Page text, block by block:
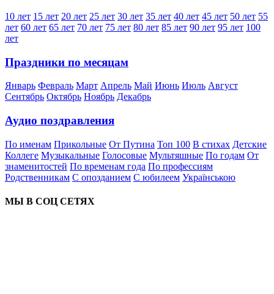
10 лет 15 лет 20 лет 25 лет 30 лет 35 лет 40 лет 45 лет 50 лет 55
лет 60 лет 65 лет 70 лет 75 лет 80 лет 85 лет 90 лет 95 лет 100
лет
Праздники по месяцам
Январь Февраль Март Апрель Май Июнь Июль Август
Сентябрь Октябрь Ноябрь Декабрь
Аудио поздравления
По именам Прикольные От Путина Топ 100 В стихах Детские
Коллеге Музыкальные Голосовые Мультяшные По годам От
знаменитостей По временам года По профессиям
Родственникам С опозданием С юбилеем Українською
МЫ В СОЦ СЕТЯХ